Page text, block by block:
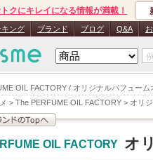
OIL FACTORY / オリジナルパフュー
> The PERFUME OIL FACTORY > オリ
クにキレイになる情報が満載！
キング ブランド ブログ Q&A
OIL FACTORY オ